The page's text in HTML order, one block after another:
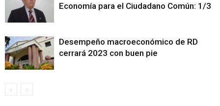
Economía para el Ciudadano Común: 1/3
Desempeño macroeconómico de RD
cerrará 2023 con buen pie